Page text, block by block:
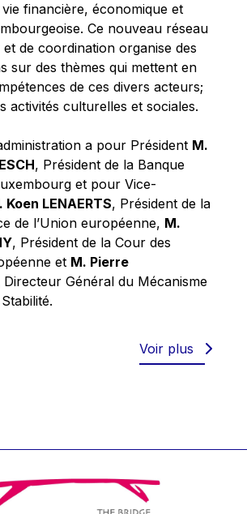
Delmas-Marty
Tanaka
Donohoe
Nanz
Maystadt
Pelly
Goebbels
Radcliffe
Klaus
Skouris
financière, économique et
Ce nouveau réseau
et de coordination organise des
sur des thèmes qui mettent en
de ces divers acteurs;
activités culturelles et sociales.
a pour Président M.
, Président de la Banque
et pour Vice-
Koen LENAERTS, Président de la
de l’Union européenne, M.
, Président de la Cour des
et M. Pierre
Directeur Général du Mécanisme
Voir plus